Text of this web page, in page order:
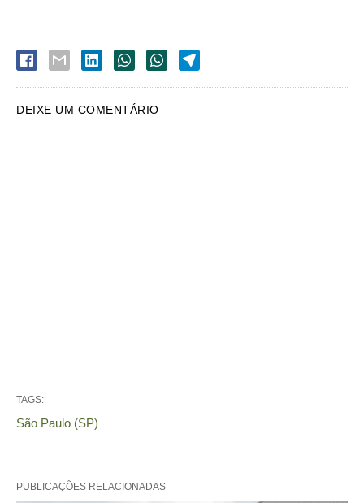
DEIXE UM COMENTÁRIO
TAGS:
São Paulo (SP)
PUBLICAÇÕES RELACIONADAS